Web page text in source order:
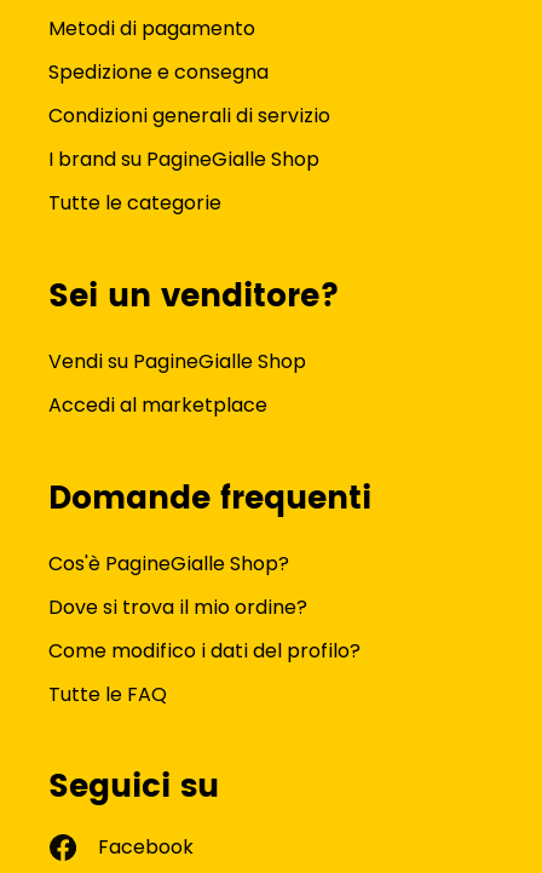
Metodi di pagamento
Spedizione e consegna
Condizioni generali di servizio
I brand su PagineGialle Shop
Tutte le categorie
Sei un venditore?
Vendi su PagineGialle Shop
Accedi al marketplace
Domande frequenti
Cos'è PagineGialle Shop?
Dove si trova il mio ordine?
Come modifico i dati del profilo?
Tutte le FAQ
Seguici su